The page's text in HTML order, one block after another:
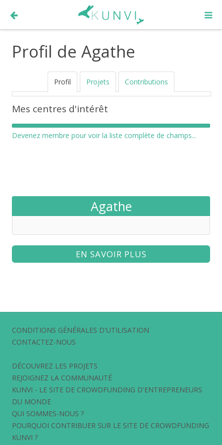
Profil de Agathe
Profil Projets Contributions
Mes centres d'intérêt
Devenez membre pour voir la liste complète de champs...
Agathe
EN SAVOIR PLUS
CONDITIONS GÉNÉRALES D'UTILISATION
CONTACTEZ-NOUS
DÉCOUVREZ LES PROJETS
REJOIGNEZ LA COMMUNAUTÉ
KUNVI - LE SITE DE CROWDFUNDING D'ENTREPRENEURS
DU MONDE
QUI SOMMES-NOUS ?
POURQUOI CONTRIBUER SUR LE SITE DE CROWDFUNDING
KUNVI ?